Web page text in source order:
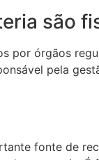
são
por órgãos
pela
fonte de